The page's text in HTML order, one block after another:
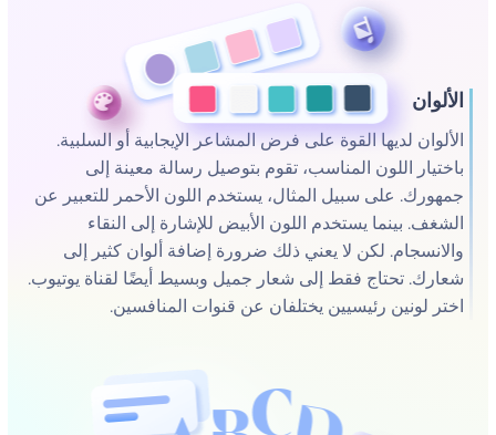
الألوان
الألوان لديها القوة على فرض المشاعر الإيجابية أو السلبية.
باختيار اللون المناسب، تقوم بتوصيل رسالة معينة إلى
جمهورك. على سبيل المثال، يستخدم اللون الأحمر للتعبير عن
الشغف. بينما يستخدم اللون الأبيض للإشارة إلى النقاء
والانسجام. لكن لا يعني ذلك ضرورة إضافة ألوان كثير إلى
شعارك. تحتاج فقط إلى شعار جميل وبسيط أيضًا لقناة يوتيوب.
اختر لونين رئيسيين يختلفان عن قنوات المنافسين.